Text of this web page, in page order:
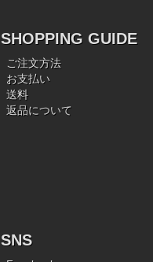
SHOPPING GUIDE
ご注文方法
お支払い
送料
返品について
SNS